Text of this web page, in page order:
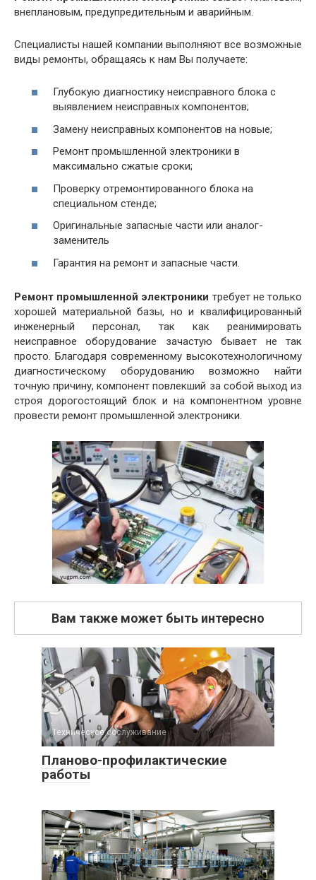
внеплановым, предупредительным и аварийным.
Специалисты нашей компании выполняют все возможные
виды ремонты, обращаясь к нам Вы получаете:
Глубокую диагностику неисправного блока с
выявлением неисправных компонентов;
Замену неисправных компонентов на новые;
Ремонт промышленной электроники в
максимально сжатые сроки;
Проверку отремонтированного блока на
специальном стенде;
Оригинальные запасные части или аналог-
заменитель
Гарантия на ремонт и запасные части.
Ремонт промышленной электроники требует не только
хорошей материальной базы, но и квалифицированный
инженерный персонал, так как реанимировать
неисправное оборудование зачастую бывает не так
просто. Благодаря современному высокотехнологичному
диагностическому оборудованию возможно найти
точную причину, компонент повлекший за собой выход из
строя дорогостоящий блок и на компонентном уровне
провести ремонт промышленной электроники.
Вам также может быть интересно
Техническое обслуживание
Планово-профилактические
работы